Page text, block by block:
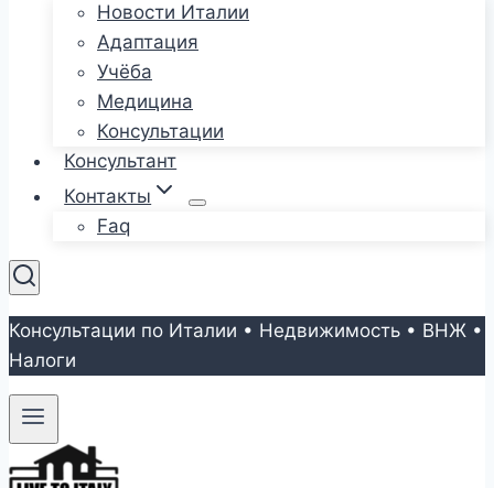
Новости Италии
Адаптация
Учёба
Медицина
Консультации
Консультант
Контакты
Faq
Консультации по Италии • Недвижимость • ВНЖ •
Налоги